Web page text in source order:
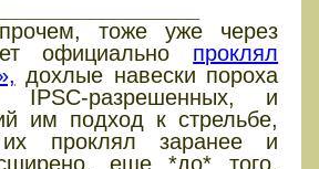
тоже уже через
официально проклял
дохлые навески пороха
IPSC-разрешенных, и
им подход к стрельбе,
проклял заранее и
еще *до* того,